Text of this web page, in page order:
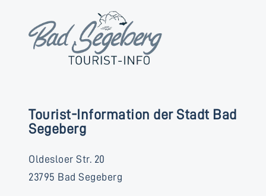
Tourist-Information der Stadt Bad
Segeberg
Oldesloer Str. 20
23795 Bad Segeberg